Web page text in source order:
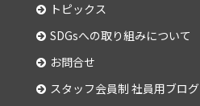
トピックス
SDGsへの取り組みについて
お問合せ
スタッフ会員制 社員用ブログ